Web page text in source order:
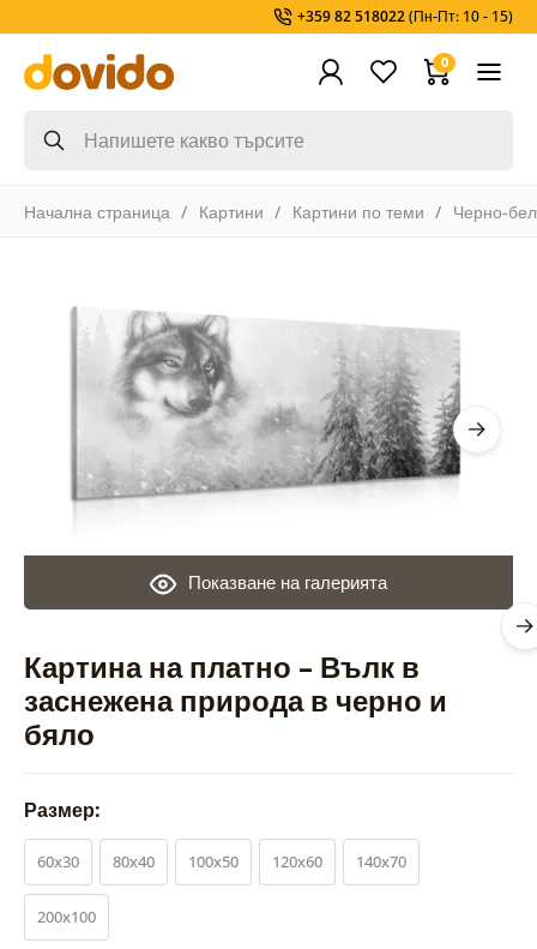
+359 82 518022(Пн-Пт: 10 - 15)
0
Начална страница Картини Картини по теми Черно-
Картина на платно – Вълк в
заснежена природа в черно и
бяло
Показване на галерията
Размер:
60x30 80x40 100x50 120x60 140x70
200x100